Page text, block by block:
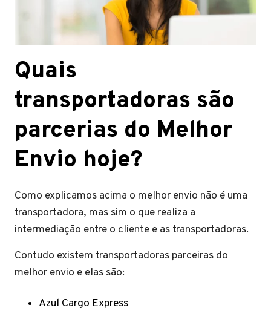
Quais
transportadoras são
parcerias do Melhor
Envio hoje?
Como explicamos acima o melhor envio não é uma
transportadora, mas sim o que realiza a
intermediação entre o cliente e as transportadoras.
Contudo existem transportadoras parceiras do
melhor envio e elas são:
Azul Cargo Express